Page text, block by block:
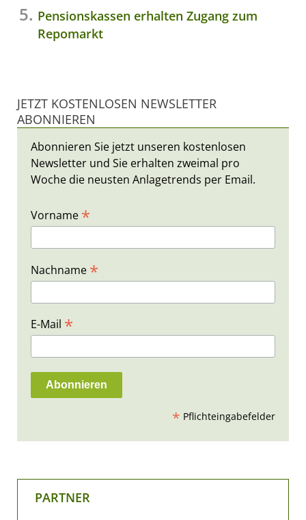
Pensionskassen erhalten Zugang zum
Repomarkt
JETZT KOSTENLOSEN NEWSLETTER
ABONNIEREN
Abonnieren Sie jetzt unseren kostenlosen
Newsletter und Sie erhalten zweimal pro
Woche die neusten Anlagetrends per Email.
Vorname *
Nachname *
E-Mail *
* Pflichteingabefelder
PARTNER